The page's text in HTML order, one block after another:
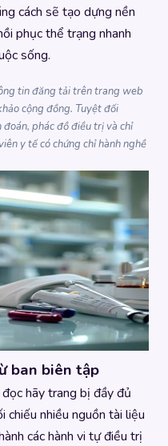
cách sẽ tạo dựng nền
phục thể trạng nhanh
sống.
tin đăng tải trên trang web
cộng đồng. Tuyệt đối
phác đồ điều trị và chỉ
y tế có chứng chỉ hành nghề
ban biên tập
hãy trang bị đầy đủ
chiếu nhiều nguồn tài liệu
các hành vi tự điều trị